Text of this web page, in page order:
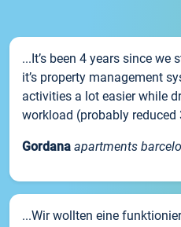
...It’s been 4 years since we
it’s property management
activities a lot easier while
workload (probably reduced
Gordana apartments
...Wir wollten eine